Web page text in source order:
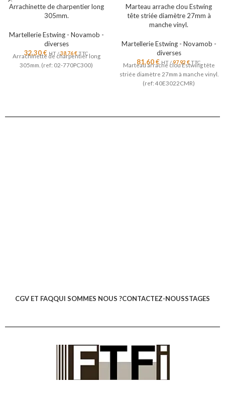
Arrachinette de charpentier long
305mm.
Martellerie Estwing - Novamob -
diverses
32,30€ HT /38,76€TTC
Arrachinette de charpentier long
305mm. (ref: 02-770PC300)
Marteau arrache clou Estwing
tête striée diamètre 27mm à
manche vinyl.
Martellerie Estwing - Novamob -
diverses
81,60€ HT /97,92 €TTC
Marteau arrache clou Estwing tête
striée diamètre 27mm à manche vinyl.
(ref: 40E3022CMR)
CGV ET FAQQUI SOMMES NOUS ?CONTACTEZ-NOUSSTAGES